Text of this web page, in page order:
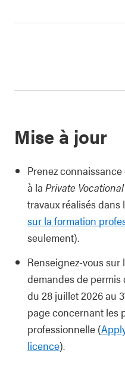
Mise à jour
Prenez
à la Private
travaux réalisés dans
sur la formation
seulement).
Renseignez-vous
demandes de
du 28 juillet 2026 au
page concernant les
professionnelle (
licence).